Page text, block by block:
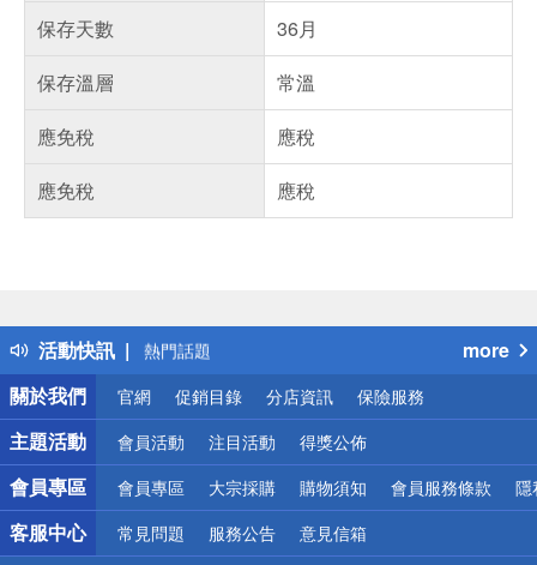
保存天數
36月
保存溫層
常溫
應免稅
應稅
應免稅
應稅
活動快訊
得獎公告
熱門話題
銀行優惠
偏遠地區配送
詐騙網頁！請小心！
more
關於我們
官網 促銷目錄 分店資訊 保險服務
主題活動 會員活動 注目活動 得獎公佈
會員專區 會員專區 大宗採購 購物須知 會員服務條款 隱
客服中心 常見問題 服務公告 意見信箱